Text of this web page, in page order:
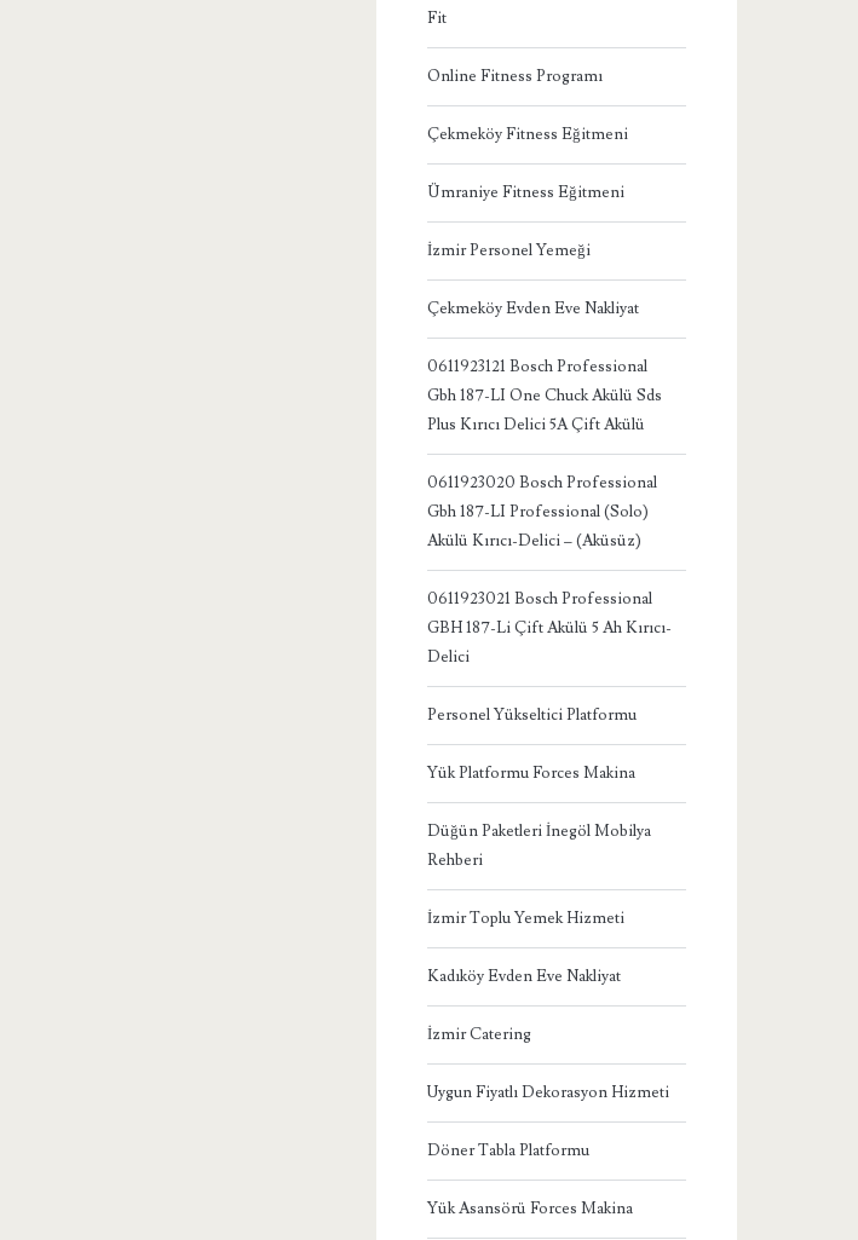
Fit
Online Fitness Programı
Çekmeköy Fitness Eğitmeni
Ümraniye Fitness Eğitmeni
İzmir Personel Yemeği
Çekmeköy Evden Eve Nakliyat
0611923121 Bosch Professional
Gbh 187-LI One Chuck Akülü Sds
Plus Kırıcı Delici 5A Çift Akülü
0611923020 Bosch Professional
Gbh 187-LI Professional (Solo)
Akülü Kırıcı-Delici – (Aküsüz)
0611923021 Bosch Professional
GBH 187-Li Çift Akülü 5 Ah Kırıcı-
Delici
Personel Yükseltici Platformu
Yük Platformu Forces Makina
Düğün Paketleri İnegöl Mobilya
Rehberi
İzmir Toplu Yemek Hizmeti
Kadıköy Evden Eve Nakliyat
İzmir Catering
Uygun Fiyatlı Dekorasyon Hizmeti
Döner Tabla Platformu
Yük Asansörü Forces Makina